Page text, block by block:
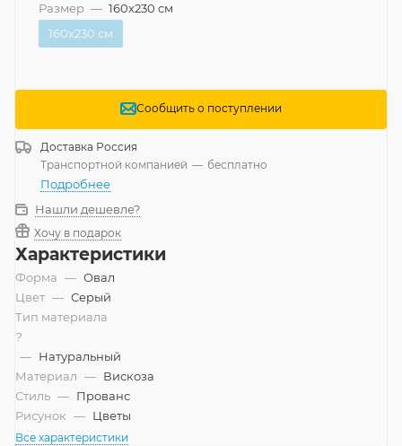
Размер — 160x230 см
160x230 см
Сообщить о поступлении
Доставка Россия
Транспортной компанией — бесплатно
Подробнее
Нашли дешевле?
Хочу в подарок
Характеристики
Форма — Овал
Цвет — Серый
Тип материала
?
— Натуральный
Материал — Вискоза
Стиль — Прованс
Рисунок — Цветы
Все характеристики